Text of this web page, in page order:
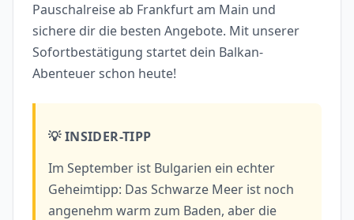
Pauschalreise ab Frankfurt am Main und
sichere dir die besten Angebote. Mit unserer
Sofortbestätigung startet dein Balkan-
Abenteuer schon heute!
💡 INSIDER-TIPP
Im September ist Bulgarien ein echter
Geheimtipp: Das Schwarze Meer ist noch
angenehm warm zum Baden, aber die